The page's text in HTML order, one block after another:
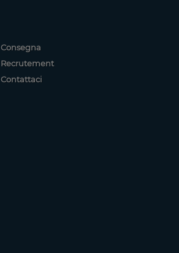
Consegna
Recrutement
Contattaci